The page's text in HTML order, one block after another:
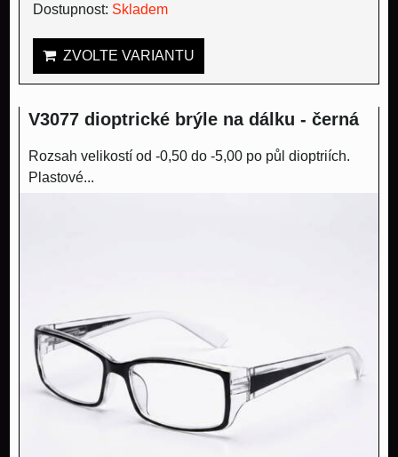
Dostupnost: Skladem
ZVOLTE VARIANTU
V3077 dioptrické brýle na dálku - černá
Rozsah velikostí od -0,50 do -5,00 po půl dioptriích.
Plastové...